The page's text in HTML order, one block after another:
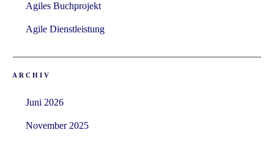
Agiles Buchprojekt
Agile Dienstleistung
ARCHIV
Juni 2026
November 2025